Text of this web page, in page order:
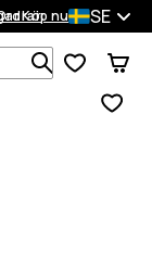
Köp nu SE
Sök bland